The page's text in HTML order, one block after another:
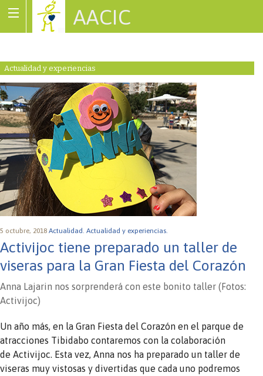
AACIC
Actualidad y experiencias
5 octubre, 2018 Actualidad. Actualidad y experiencias.
Activijoc tiene preparado un taller de
viseras para la Gran Fiesta del Corazón
Anna Lajarin nos sorprenderá con este bonito taller (Fotos:
Activijoc)
Un año más, en la Gran Fiesta del Corazón en el parque de
atracciones Tibidabo contaremos con la colaboración
de Activijoc. Esta vez, Anna nos ha preparado un taller de
viseras muy vistosas y divertidas que cada uno podremos